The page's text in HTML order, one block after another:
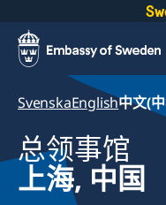
SvenskaEnglish中文(
总领事馆
上海, 中国